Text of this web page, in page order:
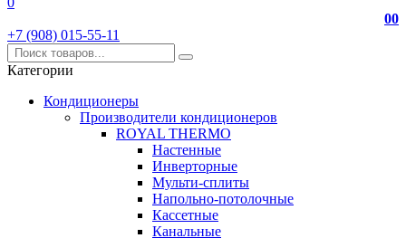
00
+7 (908) 015-55-11
Категории
Кондиционеры
Производители кондиционеров
ROYAL THERMO
Настенные
Инверторные
Мульти-сплиты
Напольно-потолочные
Кассетные
Канальные